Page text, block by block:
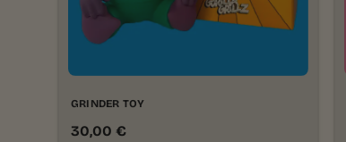
GRINDER TOY
30,00 €